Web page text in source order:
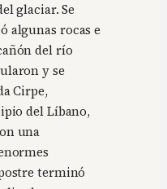
glaciar. Se
algunas rocas e
del río
y se
Cirpe,
del Líbano,
una
terminó